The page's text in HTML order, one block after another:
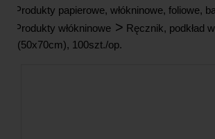
Produkty papierowe, włókninowe, foliowe,
Produkty włókninowe > Ręcznik, podkład
(50x70cm), 100szt./op.